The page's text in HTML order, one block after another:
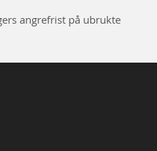
angrefrist på ubrukte